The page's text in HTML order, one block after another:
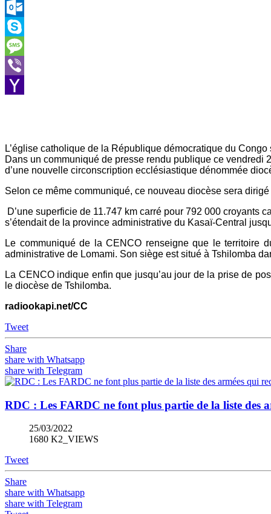
LinkedIn
Outlook.com
Skype
Message
Viber
L’église catholique de la République démocratique du Congo
Dans un communiqué de presse rendu publique ce
d’une nouvelle circonscription ecclésiastique dénommée
Selon ce même communiqué, ce nouveau diocèse sera
D’une superficie de 11.747 km carré pour 792 000 croyants
s’étendait de la province administrative du Kasaï-Central
Le communiqué de la CENCO renseigne que le territoire
administrative de Lomami. Son siège est situé à Tshilomba
La CENCO indique enfin que jusqu’au jour de la prise de
le diocèse de Tshilomba.
radiookapi.net/CC
Tweet
Share
share with Whatsapp
share with Telegram
RDC : Les FARDC ne font plus partie de la liste des
25/03/2022
1680 K2_VIEWS
Tweet
Share
share with Whatsapp
share with Telegram